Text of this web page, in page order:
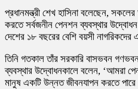
প্রধানমন্ত্রী শেখ হাসিনা বলেছেন,
করতে সর্বজনীন পেনশন ব্যবস্থার
দেশের ১৮ বছরের বেশি বয়সী
তিনি গতকাল তাঁর সরকারি বাসভবন
ব্যবস্থার উদ্বোধনকালে বলেন, ‘আমরা
মানুষ একটি উন্নত জীবনযাপন করতে